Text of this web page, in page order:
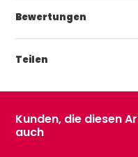
Bewertungen
Teilen
Kunden, die diesen
auch